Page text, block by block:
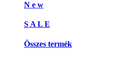
N e w
S A L E
Összes termék